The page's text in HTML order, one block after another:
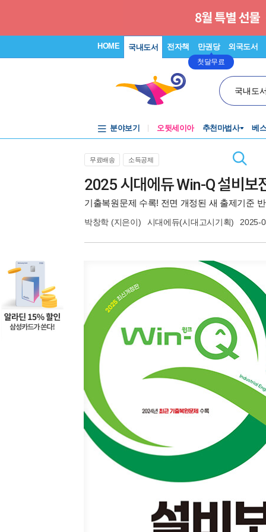
HOME 국내도서 전자책 만권당
첫달무료
외국도서
국내도
분야보기 오뒷세이아 추천마법사 베
무료배송 소득공제
2025 시대에듀 Win-Q 설비보
기출복원문제 수록! 전면 개정된 새 출제기준
박창학 (지은이) 시대에듀(시대고시기획) 2025-